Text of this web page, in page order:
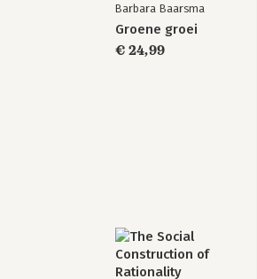
Barbara Baarsma
Groene groei
€ 24,99